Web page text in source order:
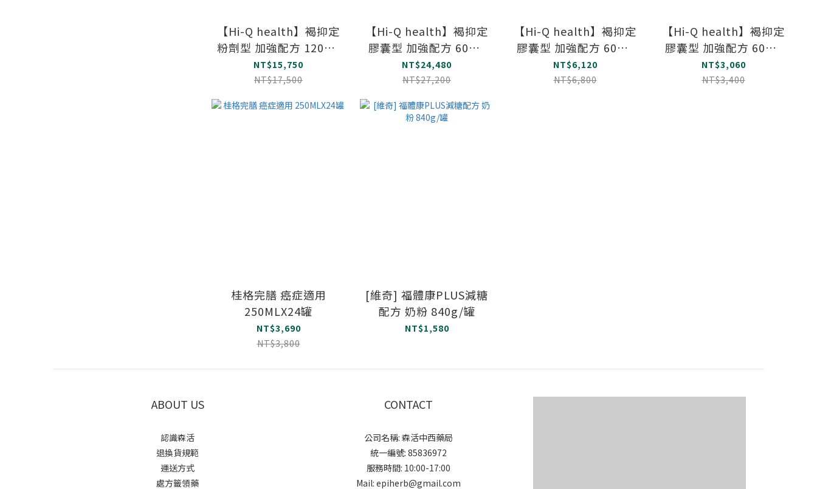
【Hi-Q health】褐抑定
粉劑型 加強配方 120包/
盒
NT$15,750
NT$17,500
【Hi-Q health】褐抑定
膠囊型 加強配方 60粒/
盒 (買八送五 加碼贈品
優惠組)
NT$24,480
NT$27,200
【Hi-Q health】褐抑定
膠囊型 加強配方 60粒/
盒 (買二送一 加碼贈品
優惠組)
NT$6,120
NT$6,800
【Hi-Q health】褐抑定
膠囊型 加強配方 60粒/
盒
NT$3,060
NT$3,400
桂格完膳 癌症適用
250MLX24罐
NT$3,690
NT$3,800
[維奇] 福體康PLUS減糖
配方 奶粉 840g/罐
NT$1,580
ABOUT US
認識森活
退換貨規範
運送方式
處方籤領藥
CONTACT
公司名稱: 森活中西藥局
統一編號: 85836972
服務時間: 10:00-17:00
Mail: epiherb@gmail.com